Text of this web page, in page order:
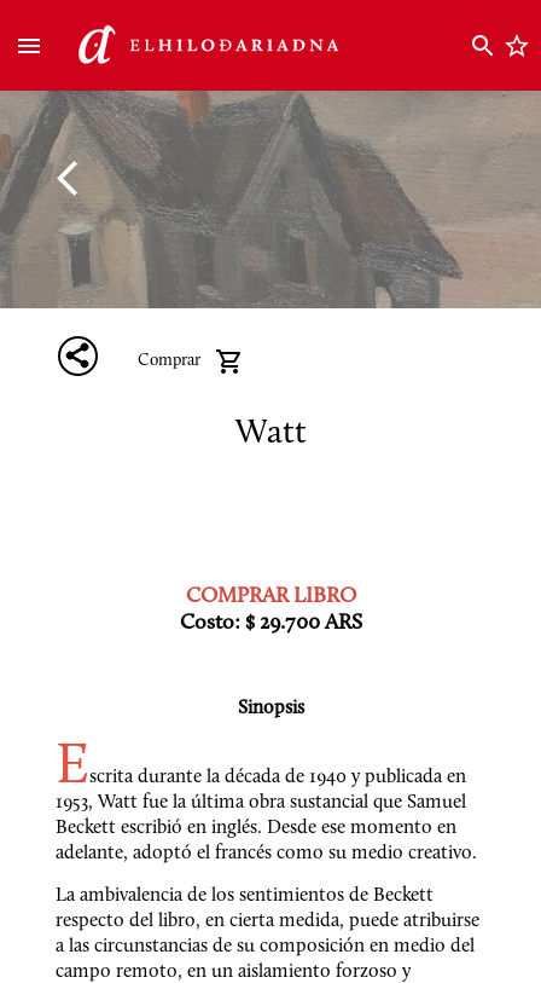
Comprar
Watt
Costo: $ 29.700 ARS
Sinopsis
Escrita durante la década de 1940 y publicada en
1953, Watt fue la última obra sustancial que Samuel
Beckett escribió en inglés. Desde ese momento en
adelante, adoptó el francés como su medio creativo.
La ambivalencia de los sentimientos de Beckett
respecto del libro, en cierta medida, puede atribuirse
a las circunstancias de su composición en medio del
campo remoto, en un aislamiento forzoso y